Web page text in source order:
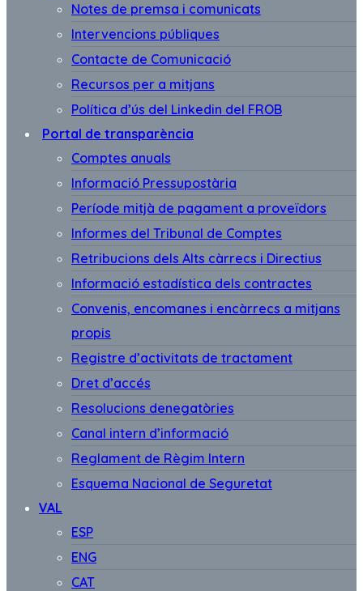
Notes de premsa i comunicats
Intervencions públiques
Contacte de Comunicació
Recursos per a mitjans
Política d’ús del Linkedin del FROB
Portal de transparència
Comptes anuals
Informació Pressupostària
Període mitjà de pagament a proveïdors
Informes del Tribunal de Comptes
Retribucions dels Alts càrrecs i Directius
Informació estadística dels contractes
Convenis, encomanes i encàrrecs a mitjans
propis
Registre d’activitats de tractament
Dret d’accés
Resolucions denegatòries
Canal intern d’informació
Reglament de Règim Intern
Esquema Nacional de Seguretat
VAL
ESP
ENG
CAT